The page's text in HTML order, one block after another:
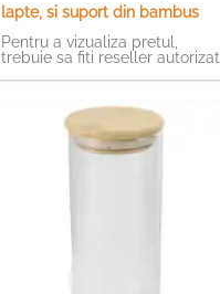
lapte, si suport din bambus
Pentru a vizualiza pretul,
trebuie sa fiti reseller autorizat